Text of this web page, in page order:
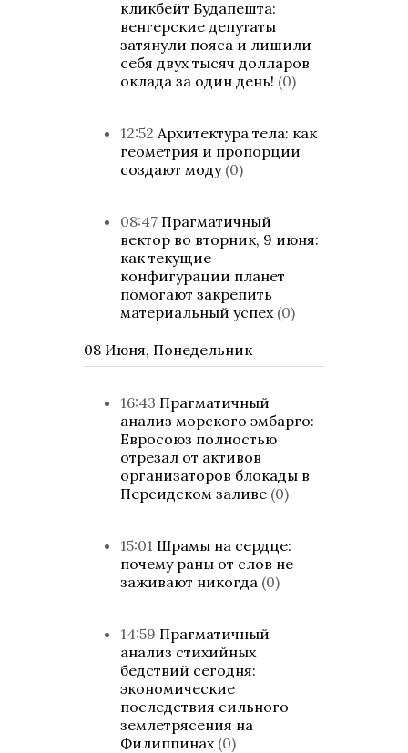
кликбейт Будапешта:
венгерские депутаты
затянули пояса и лишили
себя двух тысяч долларов
оклада за один день! (0)
12:52 Архитектура тела: как
геометрия и пропорции
создают моду (0)
08:47 Прагматичный
вектор во вторник, 9 июня:
как текущие
конфигурации планет
помогают закрепить
материальный успех (0)
08 Июня, Понедельник
16:43 Прагматичный
анализ морского эмбарго:
Евросоюз полностью
отрезал от активов
организаторов блокады в
Персидском заливе (0)
15:01 Шрамы на сердце:
почему раны от слов не
заживают никогда (0)
14:59 Прагматичный
анализ стихийных
бедствий сегодня:
экономические
последствия сильного
землетрясения на
Филиппинах (0)